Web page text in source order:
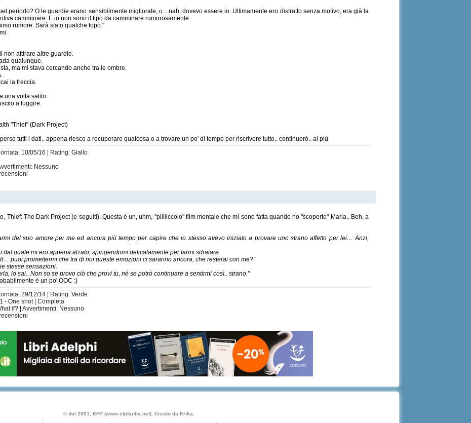
periodo? O le guardie erano sensibilmente migliorate, o... nah, dovevo essere io. Ultimamente ero distratto senza motivo, era già la
camminare. E io non sono il tipo da camminare rumorosamente.
rumore. Sarà stato qualche topo."
non attirare altre guardie.
qualunque.
ma mi stava cercando anche tra le ombre.
la freccia.
una volta salito.
a fuggire.
"Thief" (Dark Project)
tutti i dati.. appena riesco a recuperare qualcosa o a trovare un po' di tempo per riscrivere tutto.. continuerò.. al più
10/05/16 | Rating: Giallo
Nessuno
Thief: The Dark Project (e seguiti). Questa è un, uhm, "piiiiiccolo" film mentale che mi sono fatta quando ho "scoperto" Marla.. Beh, a
del suo amore per me ed ancora più tempo per capire che io stesso avevo iniziato a provare uno strano affetto per lei… Anzi,
dal quale mi ero appena alzato, spingendomi delicatamente per farmi sdraiare.
puoi promettermi che tra di noi queste emozioni ci saranno ancora, che resterai con me?”
stesse sensazioni.
lo sai.. Non so se provo ciò che provi tu, né se potrò continuare a sentirmi così.. strano.”
è un po' OOC :)
29/12/14 | Rating: Verde
- One shot | Completa
if? | Avvertimenti: Nessuno
© dal 2001, EFP (www.efpfanfic.net). Creato da Erika.